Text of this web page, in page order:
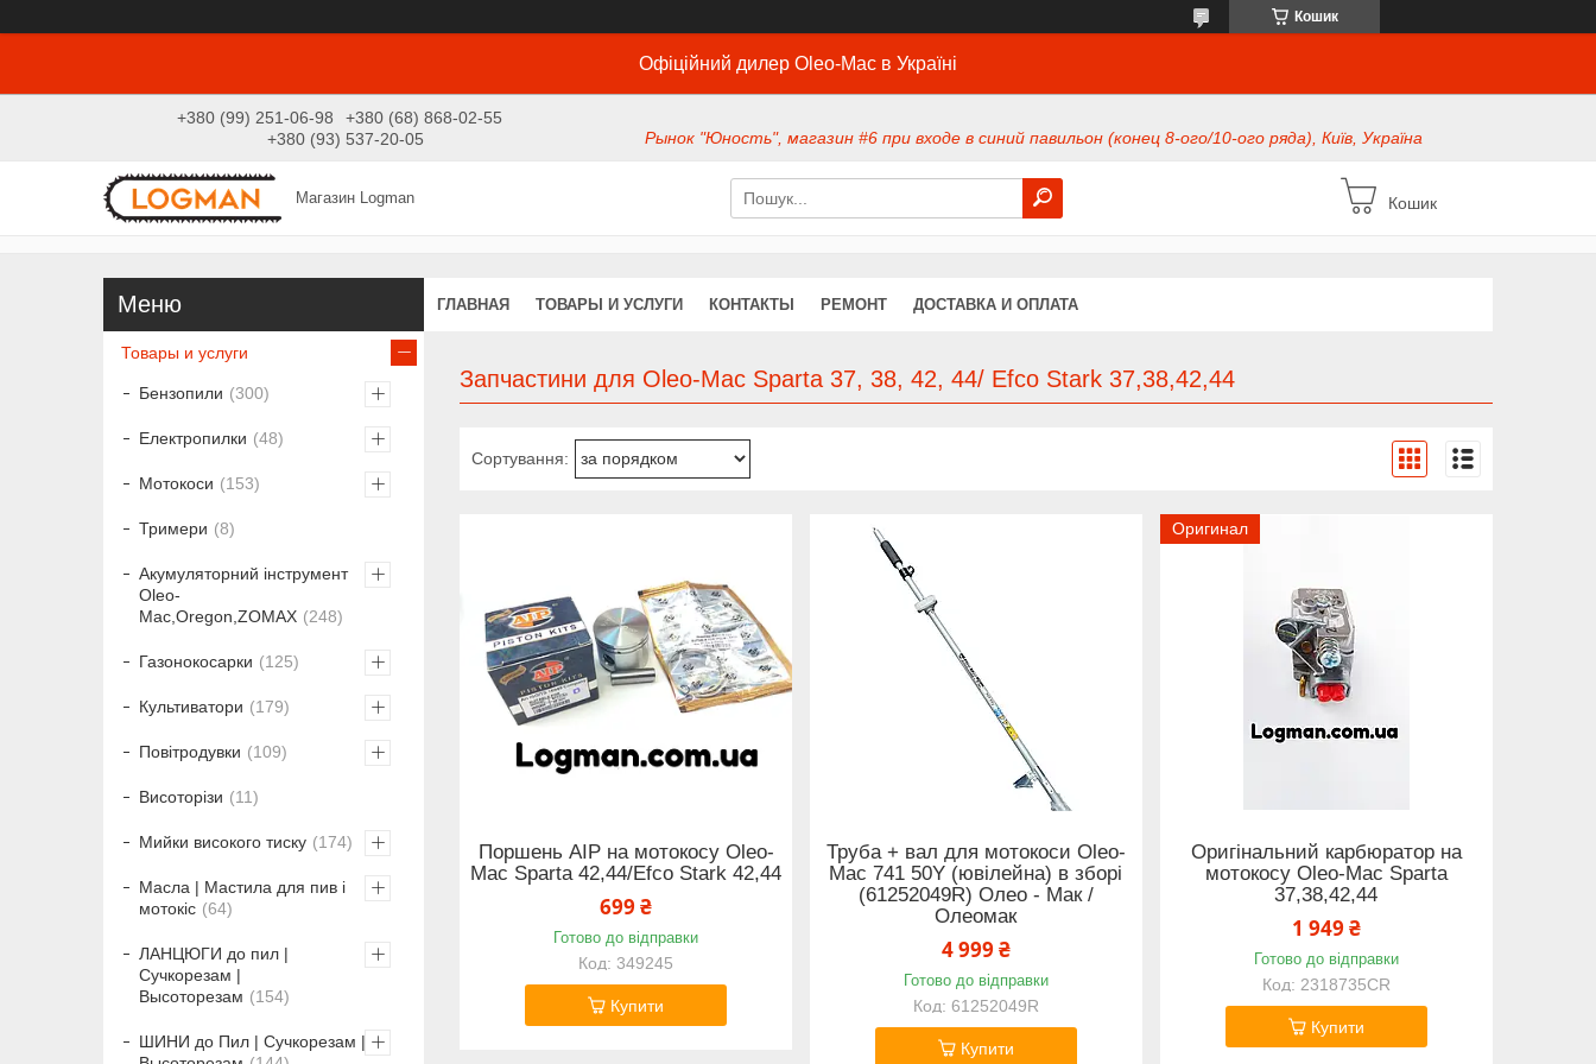
Кошик
Офіційний дилер Oleo-Mac в Україні
+380 (99) 251-06-98
+380 (68) 868-02-55
+380 (93) 537-20-05
Рынок "Юность", магазин #6 при входе в синий павильон (конец 8-ого/10-ого ряда), Київ, Україна
Магазин Logman Кошик
ГЛАВНАЯ ТОВАРЫ И УСЛУГИ КОНТАКТЫ РЕМОНТ ДОСТАВКА И ОПЛАТА
Запчастини для Oleo-Mac Sparta 37, 38, 42, 44/ Efco Stark 37,38,42,44
Поршень AIP на мотокосу Oleo-
Mac Sparta 42,44/Efco Stark 42,44
699 ₴
Готово до відправки
349245
Купити
Труба + вал для мотокоси Oleo-
Mac 741 50Y (ювілейна) в зборі
(61252049R) Олео - Мак /
Олеомак
4 999 ₴
Готово до відправки
61252049R
Купити
Оригинал
Оригінальний карбюратор на
мотокосу Oleo-Mac Sparta
37,38,42,44
1 949 ₴
Готово до відправки
2318735CR
Купити
Товары и услуги
Бензопили 300
Електропилки 48
Мотокоси 153
Тримери 8
Акумуляторний інструмент
Oleo-
Mac,Oregon,ZOMAX
248
Газонокосарки 125
Культиватори 179
Повітродувки 109
Висоторізи 11
Мийки високого тиску 174
Масла | Мастила для пив і
мотокіс
64
ЛАНЦЮГИ до пил |
Сучкорезам |
Высоторезам
154
ШИНИ до Пил | Сучкорезам |